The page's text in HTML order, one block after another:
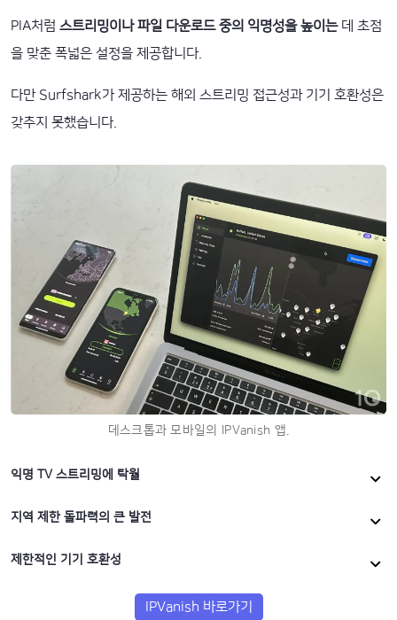
PIA처럼 스트리밍이나 파일 다운로드 중의 익명성을 높이는데 초점
을 맞춘 폭넓은 설정을 제공합니다.
다만 Surfshark가 제공하는 해외 스트리밍 접근성과 기기 호환성은
갖추지 못했습니다.
데스크톱과 모바일의 IPVanish 앱.
익명 TV 스트리밍에 탁월
지역 제한 돌파력의 큰 발전
제한적인 기기 호환성
IPVanish 바로가기